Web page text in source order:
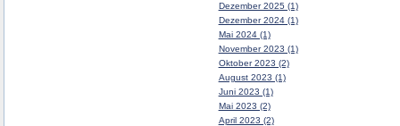
Dezember 2025 (1)
Dezember 2024 (1)
Mai 2024 (1)
November 2023 (1)
Oktober 2023 (2)
August 2023 (1)
Juni 2023 (1)
Mai 2023 (2)
April 2023 (2)